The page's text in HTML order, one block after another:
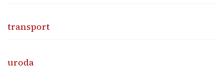
transport
uroda